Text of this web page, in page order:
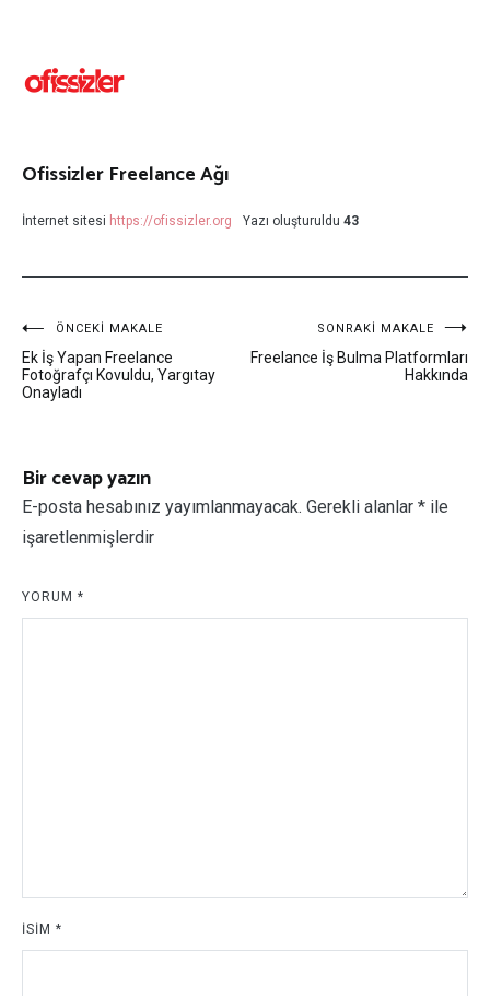
Ofissizler Freelance Ağı
İnternet sitesi https://ofissizler.org Yazı oluşturuldu 43
Yazı
dolaşımı
ÖNCEKI MAKALE
Ek İş Yapan Freelance
Fotoğrafçı Kovuldu, Yargıtay
Onayladı
SONRAKI MAKALE
Freelance İş Bulma Platformları
Hakkında
Bir cevap yazın
E-posta hesabınız yayımlanmayacak. Gerekli alanlar * ile
işaretlenmişlerdir
YORUM *
İSIM *